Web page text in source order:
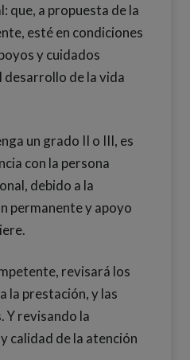
que, a propuesta de la
esté en condiciones
y cuidados
desarrollo de la vida
un grado II o III, es
con la persona
debido a la
permanente y apoyo
revisará los
la prestación, y las
Y revisando la
calidad de la atención